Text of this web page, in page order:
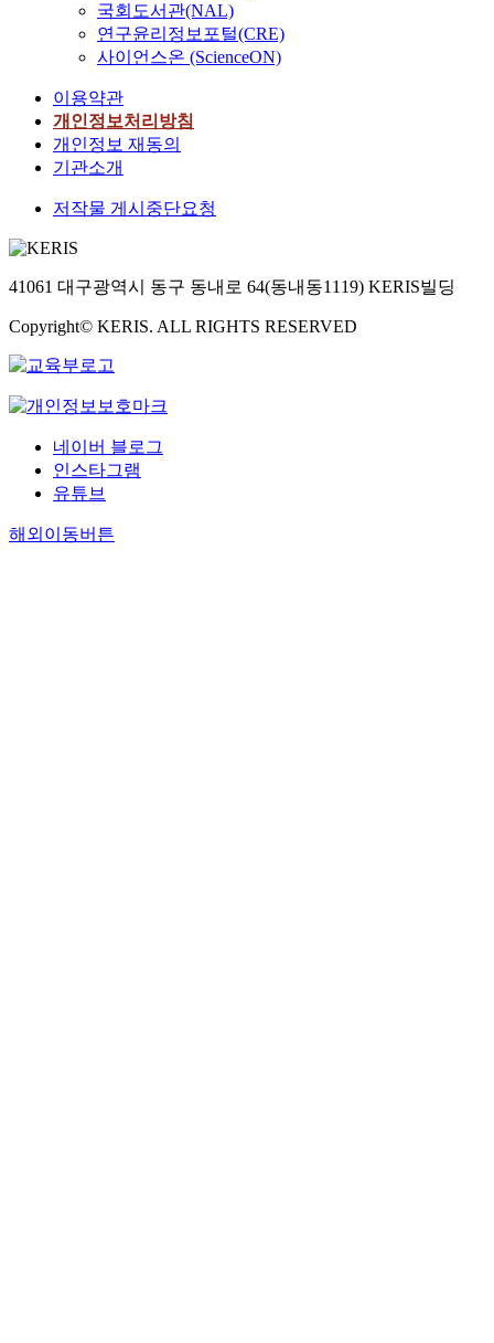
국회도서관(NAL)
연구윤리정보포털(CRE)
사이언스온 (ScienceON)
이용약관
개인정보처리방침
개인정보 재동의
기관소개
저작물 게시중단요청
41061 대구광역시 동구 동내로 64(동내동1119) KERIS빌딩
Copyright© KERIS. ALL RIGHTS RESERVED
네이버 블로그
인스타그램
유튜브
해외이동버튼